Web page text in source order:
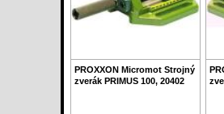
PROXXON Micromot Strojný
zverák PRIMUS 100, 20402